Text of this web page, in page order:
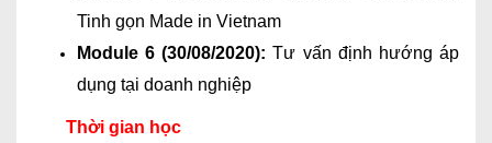
Tinh gọn Made in Vietnam
Module 6 (30/08/2020): Tư vấn định hướng áp
dụng tại doanh nghiệp
Thời gian học